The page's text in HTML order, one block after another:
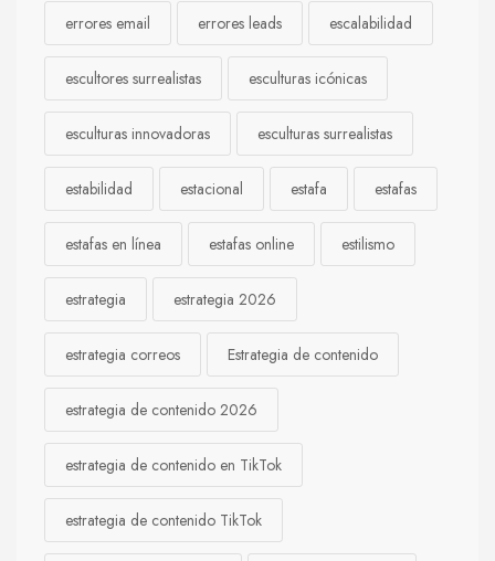
errores email errores leads escalabilidad
escultores surrealistas esculturas icónicas
esculturas innovadoras esculturas surrealistas
estabilidad estacional estafa estafas
estafas en línea estafas online estilismo
estrategia estrategia 2026
estrategia correos Estrategia de contenido
estrategia de contenido 2026
estrategia de contenido en TikTok
estrategia de contenido TikTok